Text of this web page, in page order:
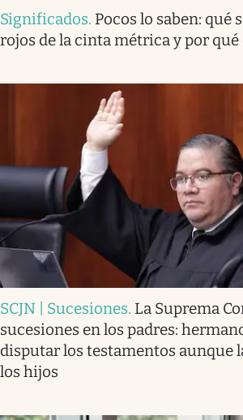
Significados. Pocos lo saben: qué
rojos de la cinta métrica y por qué
SCJN | Sucesiones. La Suprema
sucesiones en los padres:
disputar los testamentos aunque
los hijos